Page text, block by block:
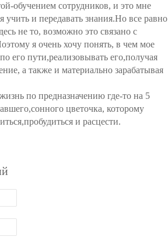
обучением сотрудников, и это мне
учить и передавать знания.Но все равно
не то, возможно это связано с
я очень хочу понять, в чем мое
его пути,реализовывать его,получая
а также и материально зарабатывая
по предназначению где-то на 5
цветочка, которому
и расцести.